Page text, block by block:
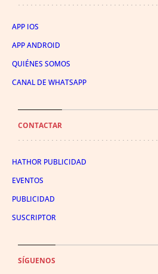
APP IOS
APP ANDROID
QUIÉNES SOMOS
CANAL DE WHATSAPP
CONTACTAR
HATHOR PUBLICIDAD
EVENTOS
PUBLICIDAD
SUSCRIPTOR
SÍGUENOS